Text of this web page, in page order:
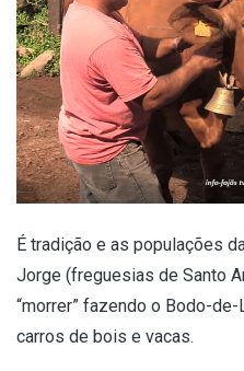
É tradição e as populações
Jorge (freguesias de Santo
“morrer” fazendo o Bodo-
carros de bois e vacas.